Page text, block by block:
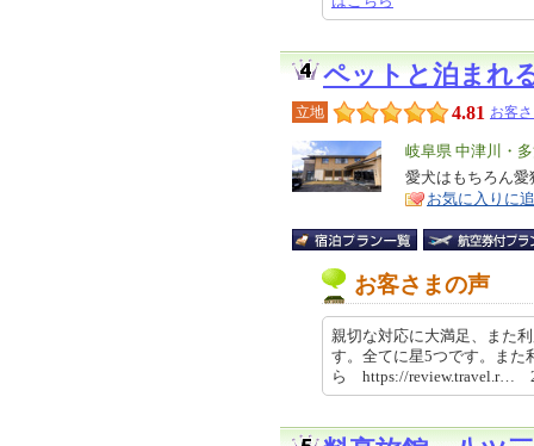
ペットと泊まれ
立地 4.81 お客
エ
リ
ア
岐阜県 中津川・
特
徴
愛犬はもちろん
お気に入りに
お客さまの声
親切な対応に大満足、また
す。全てに星5つです。また
ら https://review.travel.r…